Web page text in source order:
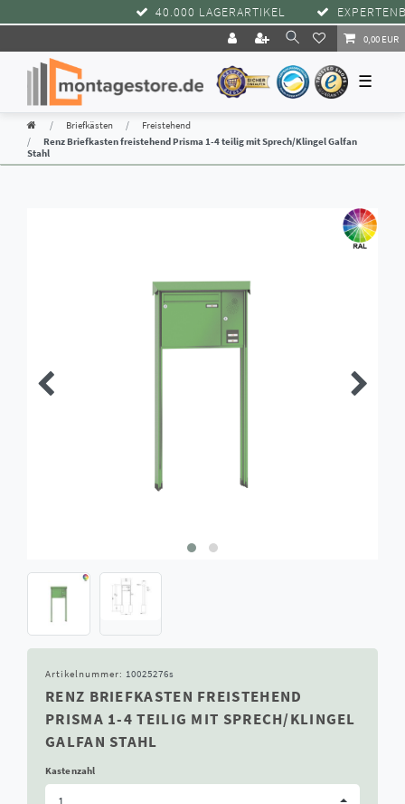
40.000 LAGERARTIKEL
0,00 EUR
☰
Briefkästen
Freistehend
Renz Briefkasten freistehend Prisma 1-4 teilig mit Sprech/Klingel Galfan
Stahl
Artikelnummer: 10025276s
RENZ BRIEFKASTEN FREISTEHEND
PRISMA 1-4 TEILIG MIT SPRECH/KLINGEL
GALFAN STAHL
Kastenzahl